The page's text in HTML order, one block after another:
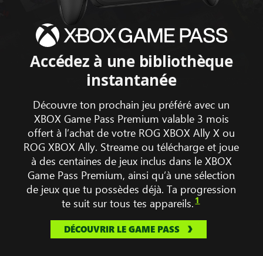
illustrant
Knight:
Silksong,
of
Midnight,Forza
Horizon
5
et
Gears
Tactics
sur
une
ROG
Accédez à une bibliothèque
instantanée
Découvre ton prochain jeu préféré avec un
XBOX Game Pass Premium valable 3 mois
offert à l’achat de votre ROG XBOX Ally X ou
ROG XBOX Ally. Streame ou télécharge et joue
à des centaines de jeux inclus dans le XBOX
Game Pass Premium, ainsi qu’à une sélection
de jeux que tu possèdes déjà. Ta progression
te suit sur tous tes appareils. 1
DÉCOUVRIR LE GAME PASS